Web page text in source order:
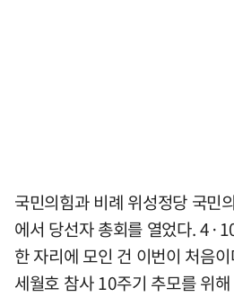
국민의힘과 비례 위성정당 국민
에서 당선자 총회를 열었다.
한 자리에 모인 건 이번이 처음
세월호 참사 10주기 추모를 위